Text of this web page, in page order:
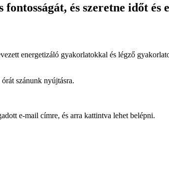
és szeretne időt és
energetizáló gyakorlatokkal és légző
szánunk nyújtásra.
e-mail címre, és arra kattintva lehet belépni.